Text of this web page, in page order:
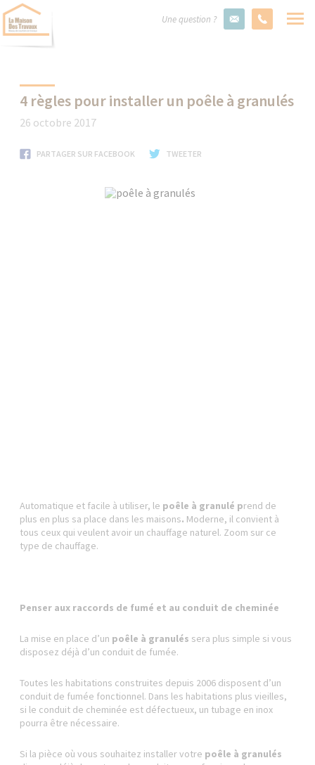
Une question ?
4 règles pour installer un poêle à granulés
26 octobre 2017
PARTAGER SUR FACEBOOK TWEETER
Automatique et facile à utiliser, le poêle à granulé prend de
plus en plus sa place dans les maisons. Moderne, il convient à
tous ceux qui veulent avoir un chauffage naturel. Zoom sur ce
type de chauffage.
Penser aux raccords de fumé et au conduit de cheminée
La mise en place d’un poêle à granulés sera plus simple si vous
disposez déjà d’un conduit de fumée.
Toutes les habitations construites depuis 2006 disposent d’un
conduit de fumée fonctionnel. Dans les habitations plus vieilles,
si le conduit de cheminée est défectueux, un tubage en inox
pourra être nécessaire.
Si la pièce où vous souhaitez installer votre poêle à granulés